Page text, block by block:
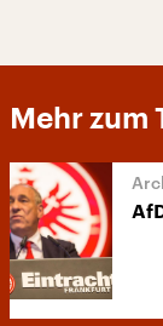
Mehr zum